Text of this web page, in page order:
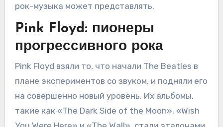
рок-музыка может представлять.
Pink Floyd: пионеры
прогрессивного рока
Pink Floyd взяли то, что начали The Beatles в
плане экспериментов со звуком, и подняли его
на совершенно новый уровень. Их альбомы,
такие как «The Dark Side of the Moon», «Wish